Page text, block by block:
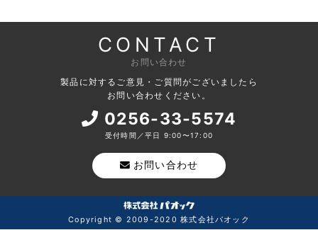
CONTACT
お問い合わせ
製品に対するご意見・ご質問がございましたら
お問い合わせください。
0256-33-5574
受付時間／平日 9:00〜17:00
お問い合わせ
Copyright © 2009-2020 株式会社パオック